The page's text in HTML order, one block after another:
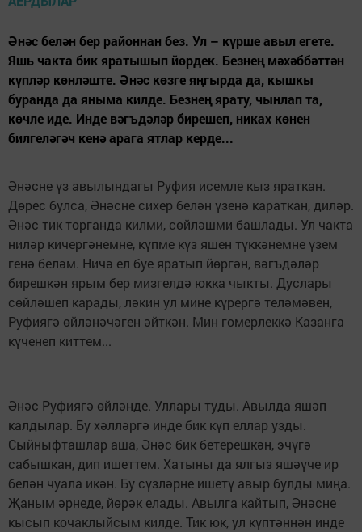
Әнәс белән бер районнан без. Ул – күрше авыл егете.
Яшь чакта бик яратышып йөрдек. Безнең мәхәббәттән
күпләр көнләште. Әнәс көзге яңгырда да, кышкы
буранда да яныма килде. Безнең ярату, чынлап та,
көчле иде. Инде вәгъдәләр бирешеп, никах көнен
билгеләгәч кенә арага ятлар керде...
Әнәсне үз авылындагы Руфия исемле кыз яраткан.
Дөрес булса, Әнәсне сихер белән үзенә караткан, диләр.
Әнәс тик торганда килми, сөйләшми башлады. Ул чакта
ниләр кичергәнемне, күпме күз яшен түккәнемне үзем
генә беләм. Ничә ел буе яратып йөргән, вәгъдәләр
бирешкән ярым бер мизгелдә юкка чыкты. Дуслары
сөйләшеп карады, ләкин ул мине күрергә теләмәвен,
Руфиягә өйләнәчәген әйткән. Мин гомерлеккә Казанга
күченеп киттем...
Әнәс Руфиягә өйләнде. Уллары туды. Авылда яшәп
калдылар. Бу хәлләргә инде бик күп еллар узды.
Сыйныфташлар аша, Әнәс бик бетерешкән, эчүгә
сабышкан, дип ишеттем. Хатыны да ялгыз яшәүче ир
белән чуала икән. Бу сүзләрне ишетү авыр булды миңа.
Җаным әрнеде, йөрәк елады. Авылга кайтып, Әнәсне
кысып кочаклыйсым килде. Тик юк, ул күптәннән инде